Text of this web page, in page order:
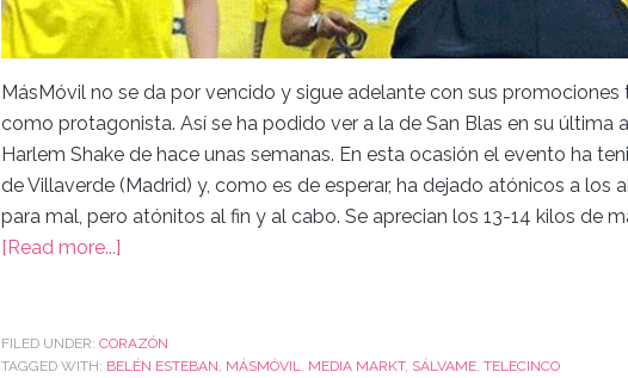
MásMóvil no se da por vencido y sigue adelante con sus promociones
como protagonista. Así se ha podido ver a la de San Blas en su última
Harlem Shake de hace unas semanas. En esta ocasión el evento ha
de Villaverde (Madrid) y, como es de esperar, ha dejado atónicos a los
para mal, pero atónitos al fin y al cabo. Se aprecian los 13-14 kilos de
[Read more...]
FILED UNDER: CORAZÓN
TAGGED WITH: BELÉN ESTEBAN, MÁSMÓVIL, MEDIA MARKT, SÁLVAME, TELECINCO